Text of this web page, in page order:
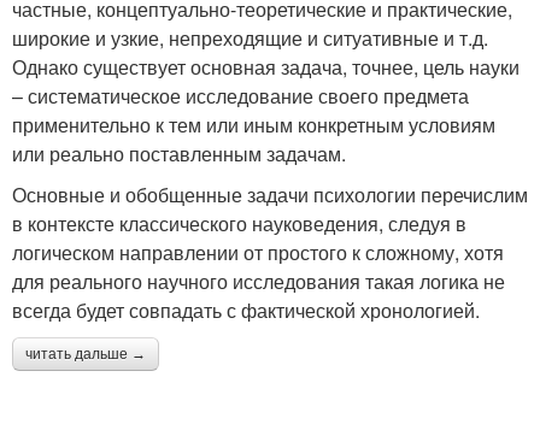
частные, концептуально-теоретические и практические,
широкие и узкие, непреходящие и ситуативные и т.д.
Однако существует основная задача, точнее, цель науки
– систематическое исследование своего предмета
применительно к тем или иным конкретным условиям
или реально поставленным задачам.
Основные и обобщенные задачи психологии перечислим
в контексте классического науковедения, следуя в
логическом направлении от простого к сложному, хотя
для реального научного исследования такая логика не
всегда будет совпадать с фактической хронологией.
читать дальше →